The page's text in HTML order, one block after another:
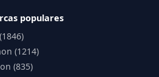
populares
(1214)
(835)